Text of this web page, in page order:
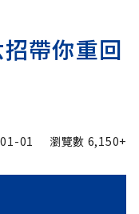
帶你重回
01 瀏覽數 6,150+